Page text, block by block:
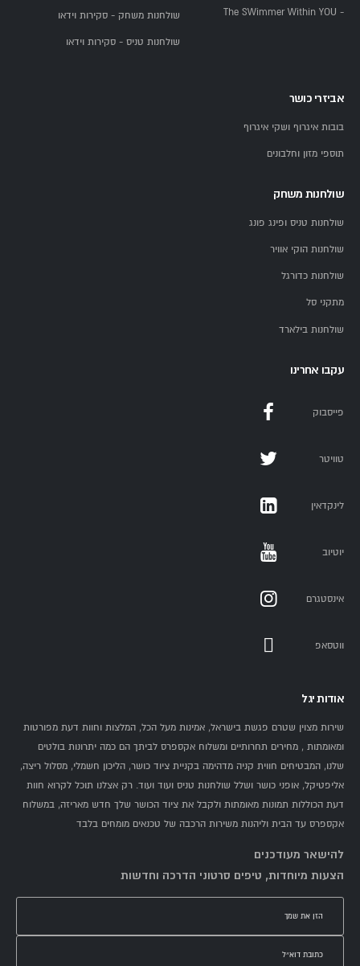
- The SWimmer Within YOU
שולחנות משחק - סקירות וידאו
שולחנות טניס - סקירות וידאו
אביזרי כושר
בובות איגרוף ושקי איגרוף
תוספי מזון וחלבונים
שולחנות משחק
שולחנות טניס ופינג פונג
שולחנות הוקי אוויר
שולחנות כדורגל
מתקני סל
שולחנות בילארד
עקבו אחרינו
פייסבוק
טוויטר
לינקדאין
יוטיוב
אינסטגרם
ווטסאפ
אודות יגל
שירות מצוין שטרם פגשת בישראל, אמינות מעל הכל, המלצות וחוות דעת מפורטות
ומאומתות , מחירים תחרותיים ומשלוח אקספרס לביתך הם כמה יתרונות בולטים
שלנו, המבטיחים חווית קניה מדהימה בקניית ציוד כושר, הליכון חשמלי, מסלול ריצה,
אליפטיקל, אופני כושר ושלל שולחנות טניס ועוד ועוד. רק אצלנו תוכל לקרוא חוות
דעת הכוללות תמונות מאומתות ולקבל את ציוד הכושר שלך חדש מאריזה, במשלוח
אקספרס עד הבית וליהנות משירות הרכבה של טכנאים מומחים בלבד
להישאר מעודכנים
הצעות מיוחדות, טיפים סרטוני הדרכה וחדשות